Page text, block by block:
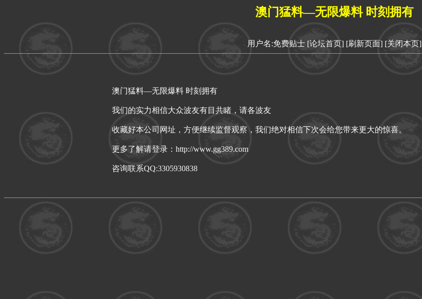
澳门猛料—无限爆料 时刻拥有
用户名:免费贴士 [论坛首页] [刷新页面] [关闭本页]
澳门猛料—无限爆料 时刻拥有
我们的实力相信大众波友有目共睹，请各波友
收藏好本公司网址，方便继续监督观察，我们绝对相信下次会给您带来更大的惊喜。
更多了解请登录：http://www.gg389.com
咨询联系QQ:3305930838